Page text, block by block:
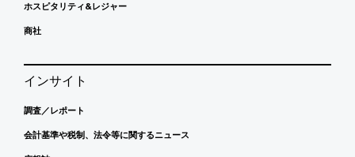
ホスピタリティ&レジャー
商社
インサイト
調査／レポート
会計基準や税制、法令等に関するニュース